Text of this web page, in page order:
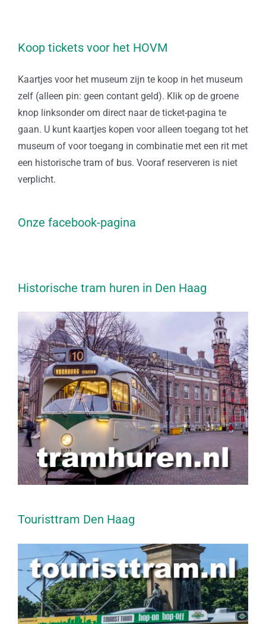
Koop tickets voor het HOVM
Kaartjes voor het museum zijn te koop in het museum
zelf (alleen pin: geen contant geld). Klik op de groene
knop linksonder om direct naar de ticket-pagina te
gaan. U kunt kaartjes kopen voor alleen toegang tot het
museum of voor toegang in combinatie met een rit met
een historische tram of bus. Vooraf reserveren is niet
verplicht.
Onze facebook-pagina
Historische tram huren in Den Haag
Touristtram Den Haag